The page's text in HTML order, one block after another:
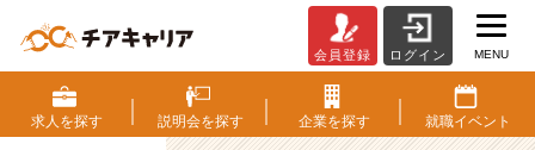
卒
の
初
会員登録 ログイン MENU
求人を探す 説明会を探す 企業を探す 就職イベント